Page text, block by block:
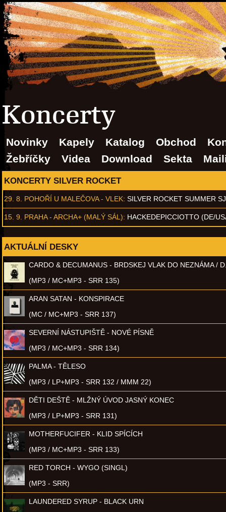
Koncerty
Novinky Kapely Katalog Obchod
Žebříčky
Videa Download Sekta
KONCERTY SILVER ROCKET
29. 8. POHOŘÍ U MALEČOVA - VLEK: SILVER ROCKET SUMMER
15. 9. PRAHA - ARCHA+ (MALÝ SÁL): HACKEDEPICCIOTTO (DE/
AKTUÁLNÍ DESKY
CARDO & DECUMANUS - BRDSKEJ VLAK DO NEZNÁMA /
(MP3 / MC+MP3 - SRR 135)
ARAN SATAN - KONSPIRACE
(MC / MC+MP3 - SRR 137)
SEVERNÍ NÁSTUPIŠTĚ - NOVÉ PÍSNĚ
(MP3 / MC+MP3 - SRR 134)
PALMA - TĚLESO
(MP3 / LP+MP3 - SRR 132 / MMM 22)
DĚTI DEŠTĚ - MLŽNÝ ÚVOD JASNÝ KONEC
(MP3 / LP+MP3 - SRR 131)
MOTHERFUCIFER - KLID SPÍCÍCH
(MP3 / MC+MP3 - SRR 133)
RED TORCH - WYGO (SINGL)
(MP3 - SRR)
LAUNDERED SYRUP - BLACK URN